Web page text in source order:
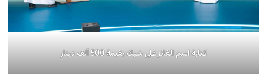
كتابة اسم الفائز على شيك بقيمة 500 ألف دينار